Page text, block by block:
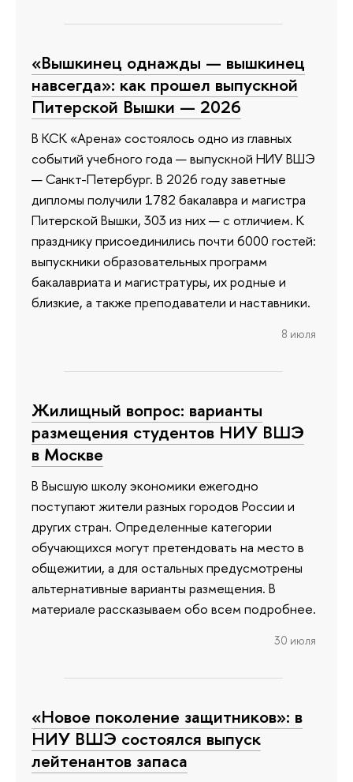
«Вышкинец однажды — вышкинец
навсегда»: как прошел выпускной
Питерской Вышки — 2026
В КСК «Арена» состоялось одно из главных
событий учебного года — выпускной НИУ ВШЭ
— Санкт-Петербург. В 2026 году заветные
дипломы получили 1782 бакалавра и магистра
Питерской Вышки, 303 из них — с отличием. К
празднику присоединились почти 6000 гостей:
выпускники образовательных программ
бакалавриата и магистратуры, их родные и
близкие, а также преподаватели и наставники.
8 июля
Жилищный вопрос: варианты
размещения студентов НИУ ВШЭ
в Москве
В Высшую школу экономики ежегодно
поступают жители разных городов России и
других стран. Определенные категории
обучающихся могут претендовать на место в
общежитии, а для остальных предусмотрены
альтернативные варианты размещения. В
материале рассказываем обо всем подробнее.
30 июля
«Новое поколение защитников»: в
НИУ ВШЭ состоялся выпуск
лейтенантов запаса